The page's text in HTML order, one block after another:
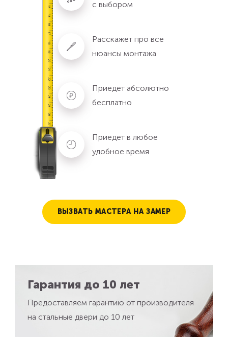
с выбором
Расскажет про все
нюансы монтажа
Приедет абсолютно
бесплатно
Приедет в любое
удобное время
ВЫЗВАТЬ МАСТЕРА НА ЗАМЕР
Гарантия до 10 лет
Предоставляем гарантию от производителя
на стальные двери до 10 лет